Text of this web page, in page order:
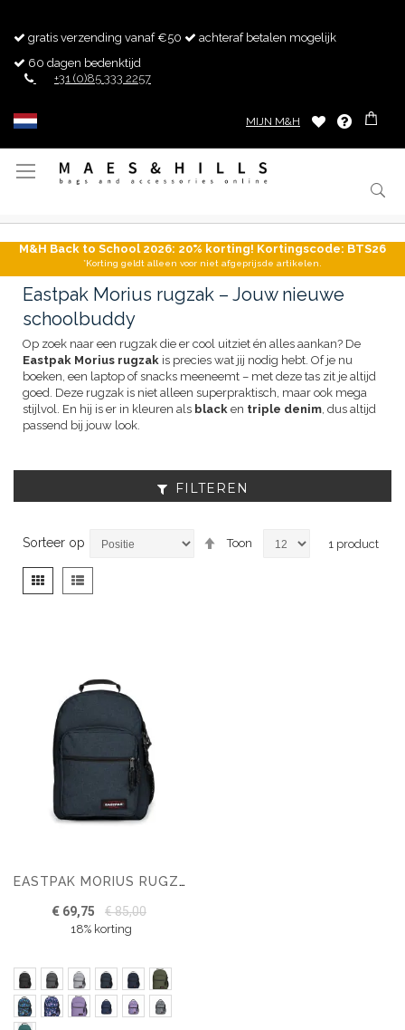
gratis verzending vanaf €50
achteraf betalen mogelijk
60 dagen bedenktijd
+31 (0)85 333 2257
MIJN M&H
Toggle
M&H Back to School 2026: 20% korting! Kortingscode: BTS26
*Korting geldt alleen voor niet afgeprijsde artikelen.
Eastpak Morius rugzak – Jouw nieuwe
schoolbuddy
Op zoek naar een rugzak die er cool uitziet én alles aankan? De
Eastpak Morius rugzak is precies wat jij nodig hebt. Of je nu
boeken, een laptop of snacks meeneemt – met deze tas zit je altijd
goed. Deze rugzak is niet alleen superpraktisch, maar ook mega
stijlvol. En hij is er in kleuren als black en triple denim, dus altijd
passend bij jouw look.
FILTEREN
Sorteer op
Van
Toon 1product
Tonen
als
Foto-
tabel
Lijst
EASTPAK MORIUS RUGZAK
€ 69,75 € 85,00
18% korting